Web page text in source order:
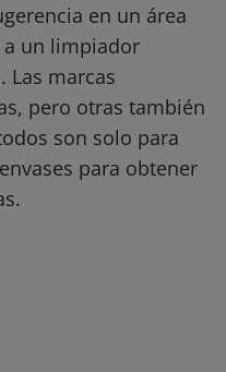
en un área
un limpiador
Las marcas
pero otras también
son solo para
para obtener